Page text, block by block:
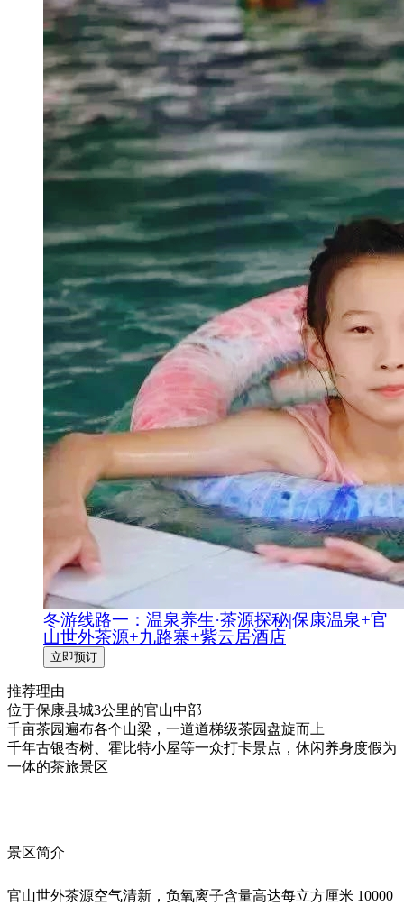
冬游线路一：温泉养生·茶源探秘|保康温泉+官
山世外茶源+九路寨+紫云居酒店
立即预订
推荐理由
位于保康县城3公里的官山中部
千亩茶园遍布各个山梁，一道道梯级茶园盘旋而上
千年古银杏树、霍比特小屋等一众打卡景点，休闲养身度假为
一体的茶旅景区
景区简介
官山世外茶源空气清新，负氧离子含量高达每立方厘米 10000